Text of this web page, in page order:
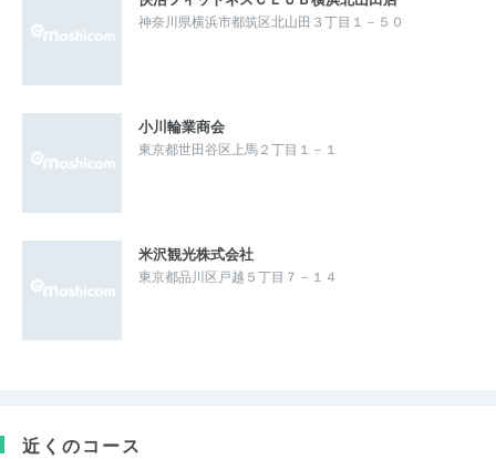
神奈川県横浜市都筑区北山田３丁目１－５０
小川輪業商会
東京都世田谷区上馬２丁目１－１
米沢観光株式会社
東京都品川区戸越５丁目７－１４
近くのコース